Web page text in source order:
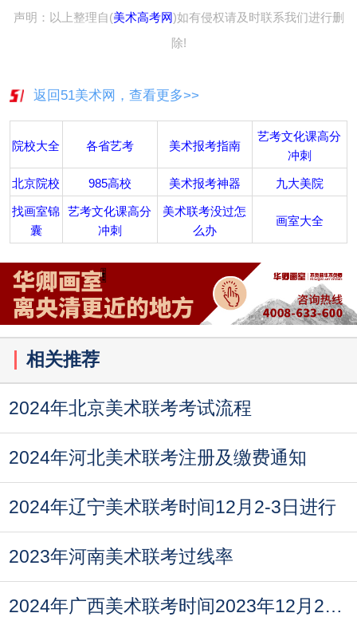
声明：以上整理自(美术高考网)如有侵权请及时联系我们进行删
除!
返回51美术网，查看更多>>
院校大全 各省艺考 美术报考指南
艺考文化课高分
冲刺
北京院校 985高校 美术报考神器 九大美院
找画室锦
囊
艺考文化课高分
冲刺
美术联考没过怎
么办
画室大全
相关推荐
2024年北京美术联考考试流程
2024年河北美术联考注册及缴费通知
2024年辽宁美术联考时间12月2-3日进行
2023年河南美术联考过线率
2024年广西美术联考时间2023年12月2日至3日